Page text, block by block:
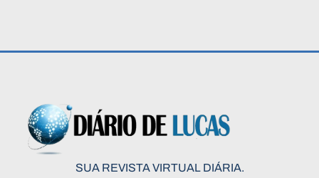
SUA REVISTA VIRTUAL DIÁRIA.